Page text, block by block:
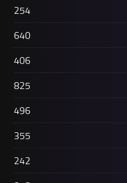
254
640
406
825
496
355
242